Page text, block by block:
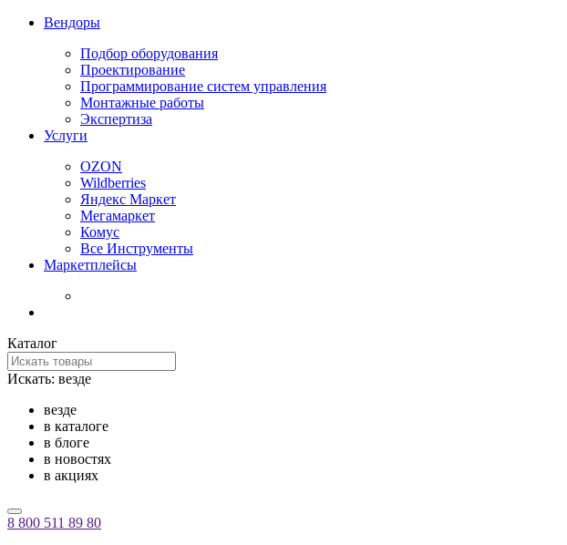
Вендоры
Подбор оборудования
Проектирование
Программирование систем управления
Монтажные работы
Экспертиза
Услуги
OZON
Wildberries
Яндекс Маркет
Мегамаркет
Комус
Все Инструменты
Маркетплейсы
Каталог
Искать: везде
везде
в каталоге
в блоге
в новостях
в акциях
8 800 511 89 80